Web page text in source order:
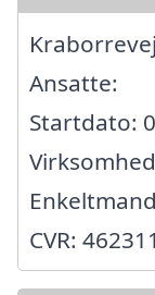
Ansatte:
Startdato:
CVR: